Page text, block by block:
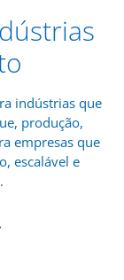
indústrias que
produção,
empresas que
escalável e